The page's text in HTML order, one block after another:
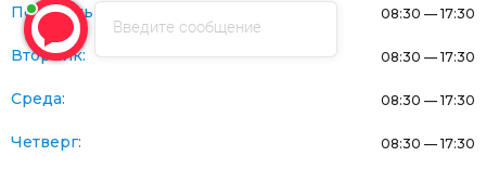
Понедельник: 08:30 — 17:30
Вторник: 08:30 — 17:30
Среда: 08:30 — 17:30
Четверг: 08:30 — 17:30
Введите сообщение